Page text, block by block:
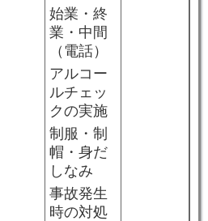
始業・終
業・中間
（電話）
アルコー
ルチェッ
クの実施
制服・制
帽・身だ
しなみ
事故発生
時の対処